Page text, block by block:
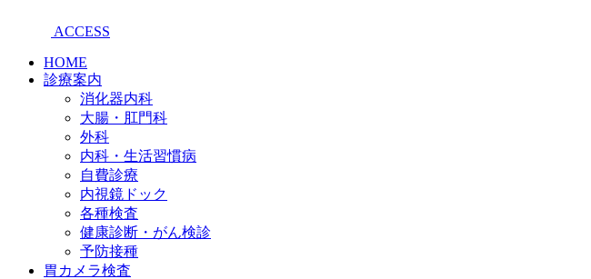
ACCESS
HOME
診療案内
消化器内科
大腸・肛門科
外科
内科・生活習慣病
自費診療
内視鏡ドック
各種検査
健康診断・がん検診
予防接種
胃カメラ検査